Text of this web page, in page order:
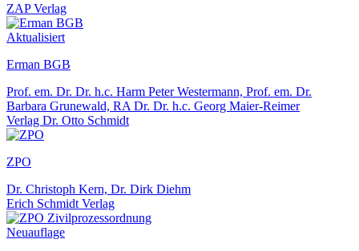
ZAP Verlag
Aktualisiert
Erman BGB
Prof. em. Dr. Dr. h.c. Harm Peter Westermann, Prof. em. Dr.
Barbara Grunewald, RA Dr. Dr. h.c. Georg Maier-Reimer
Verlag Dr. Otto Schmidt
ZPO
Dr. Christoph Kern, Dr. Dirk Diehm
Erich Schmidt Verlag
Neuauflage